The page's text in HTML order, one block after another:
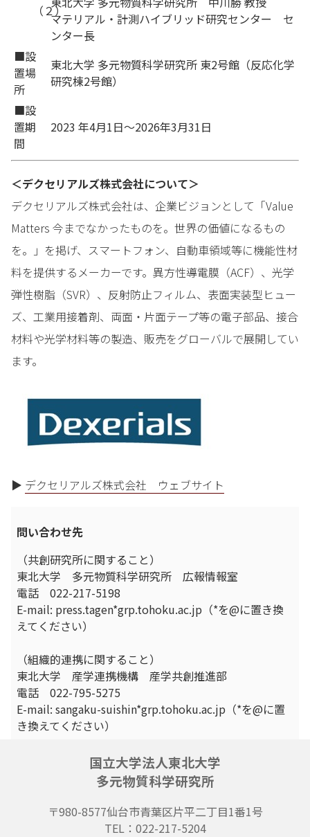
（２）
マテリアル・計測ハイブリッド研究センター セ
ンター長
■設
置場
所
東北大学 多元物質科学研究所 東2号館（反応化学
研究棟2号館）
■設
置期
間
2023 年4月1日～2026年3月31日
＜デクセリアルズ株式会社について＞
デクセリアルズ株式会社は、企業ビジョンとして「Value
Matters 今までなかったものを。世界の価値になるもの
を。」を掲げ、スマートフォン、自動車領域等に機能性材
料を提供するメーカーです。異方性導電膜（ACF）、光学
弾性樹脂（SVR）、反射防止フィルム、表面実装型ヒュー
ズ、工業用接着剤、両面・片面テープ等の電子部品、接合
材料や光学材料等の製造、販売をグローバルで展開してい
ます。
▶ デクセリアルズ株式会社 ウェブサイト
問い合わせ先
（共創研究所に関すること）
東北大学 多元物質科学研究所 広報情報室
電話 022-217-5198
E-mail: press.tagen*grp.tohoku.ac.jp（*を@に置き換
えてください）
（組織的連携に関すること）
東北大学 産学連携機構 産学共創推進部
電話 022-795-5275
E-mail: sangaku-suishin*grp.tohoku.ac.jp（*を@に置
き換えてください）
国立大学法人東北大学
多元物質科学研究所
〒980-8577仙台市青葉区片平二丁目1番1号
TEL：022-217-5204